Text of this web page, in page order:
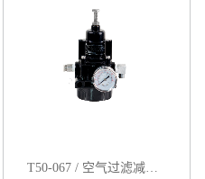
T50-067 / 空气过滤减压器